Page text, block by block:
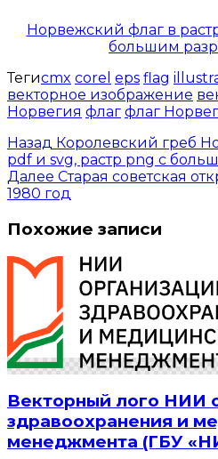
Норвежский флаг в
большим
Тегиcmx corel eps flag
векторное изображение
Норвегия флаг флаг
Назад Королевский греб
pdf и svg, растр png с
Далее Старая советская
1980 год
Похожие записи
Векторный лого НИИ
здравоохранения и
менеджмента (ГБУ